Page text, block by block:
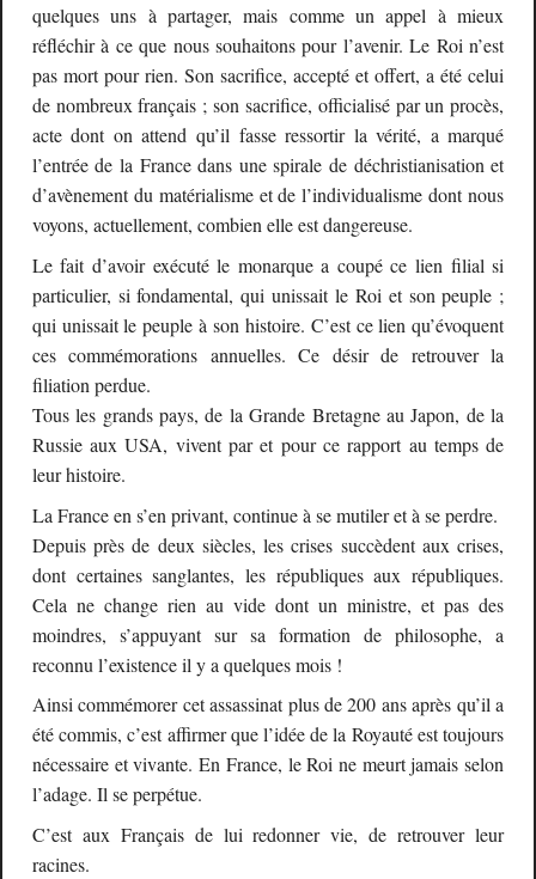
quelques uns à partager, mais comme un appel à mieux
réfléchir à ce que nous souhaitons pour l’avenir. Le Roi n’est
pas mort pour rien. Son sacrifice, accepté et offert, a été celui
de nombreux français ; son sacrifice, officialisé par un procès,
acte dont on attend qu’il fasse ressortir la vérité, a marqué
l’entrée de la France dans une spirale de déchristianisation et
d’avènement du matérialisme et de l’individualisme dont nous
voyons, actuellement, combien elle est dangereuse.
Le fait d’avoir exécuté le monarque a coupé ce lien filial si
particulier, si fondamental, qui unissait le Roi et son peuple ;
qui unissait le peuple à son histoire. C’est ce lien qu’évoquent
ces commémorations annuelles. Ce désir de retrouver la
filiation perdue.
Tous les grands pays, de la Grande Bretagne au Japon, de la
Russie aux USA, vivent par et pour ce rapport au temps de
leur histoire.
La France en s’en privant, continue à se mutiler et à se perdre.
Depuis près de deux siècles, les crises succèdent aux crises,
dont certaines sanglantes, les républiques aux républiques.
Cela ne change rien au vide dont un ministre, et pas des
moindres, s’appuyant sur sa formation de philosophe, a
reconnu l’existence il y a quelques mois !
Ainsi commémorer cet assassinat plus de 200 ans après qu’il a
été commis, c’est affirmer que l’idée de la Royauté est toujours
nécessaire et vivante. En France, le Roi ne meurt jamais selon
l’adage. Il se perpétue.
C’est aux Français de lui redonner vie, de retrouver leur
racines.